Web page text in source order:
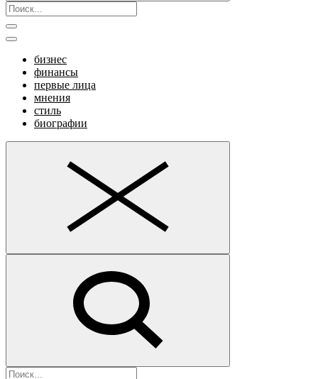
бизнес
финансы
первые лица
мнения
стиль
биографии